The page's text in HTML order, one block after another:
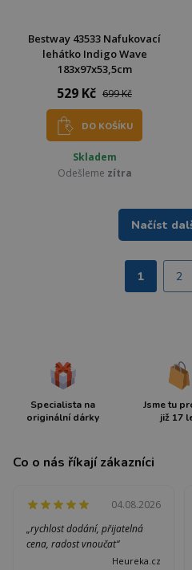
Bestway 43533 Nafukovací
lehátko Indigo Wave
183x97x53,5cm
529 Kč 699 Kč
DO KOŠÍKU
Skladem
Odešleme zítra
Načíst
1 2
Specialista na
originální dárky
Jsme tu
již 17
Co o nás říkají zákazníci
04.08.2026
„rychlost dodání, přijatelná
cena, radost vnoučat“
Heureka.cz